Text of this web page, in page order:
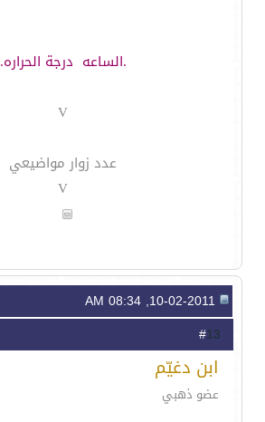
.الساعه درجة الحراره.
V
عدد زوار مواضيعي
V
13
ابن دغيّم
عضو ذهبي